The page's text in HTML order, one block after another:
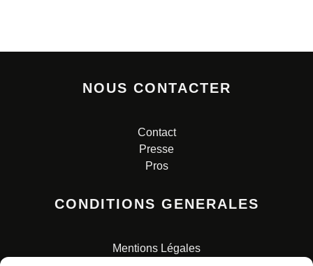
NOUS CONTACTER
Contact
Presse
Pros
CONDITIONS GENERALES
Mentions Légales